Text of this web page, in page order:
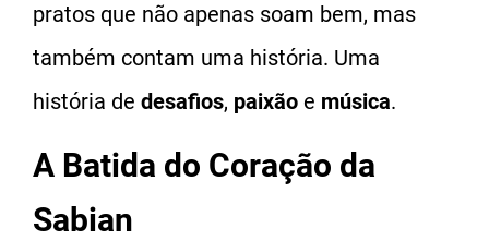
pratos que não apenas soam bem, mas
também contam uma história. Uma
história de desafios, paixão e música.
A Batida do Coração da
Sabian